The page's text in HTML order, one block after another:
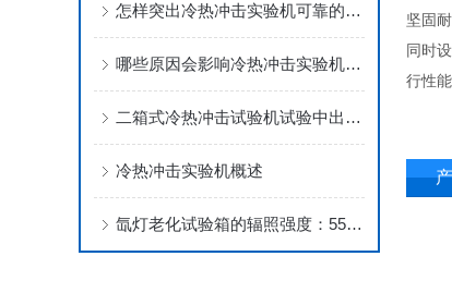
怎样突出冷热冲击实验机可靠的一面呢?有哪些优势呢
哪些原因会影响冷热冲击实验机寿命呢？
二箱式冷热冲击试验机试验中出现循环水压力不足怎么办？
冷热冲击实验机概述
氙灯老化试验箱的辐照强度：550W/㎡表达的是什么含义
坚固
同时
行性